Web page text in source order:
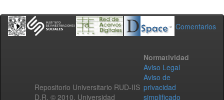
Comentarios
Repositorio Universitario RUD-IIS
D.R. © 2010. Universidad
Normatividad
Aviso Legal
Aviso de
privacidad
simplificado